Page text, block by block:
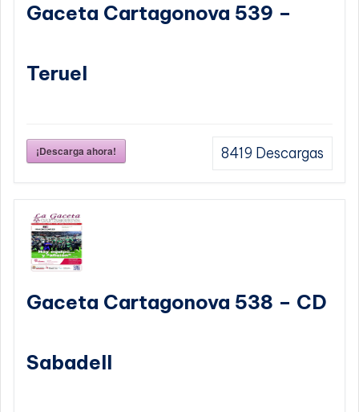
Gaceta Cartagonova 539 –
Teruel
¡Descarga ahora! 8419 Descargas
Gaceta Cartagonova 538 – CD
Sabadell